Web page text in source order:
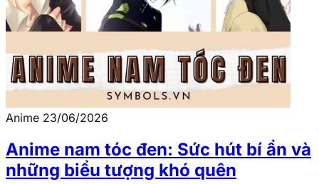
Anime 23/06/2026
Anime nam tóc đen: Sức hút bí ẩn và
những biểu tượng khó quên